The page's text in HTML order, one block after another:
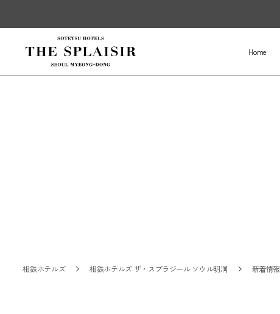
Home
相鉄ホテルズ 相鉄ホテルズ ザ・スプラジール ソウル明洞 新着情報